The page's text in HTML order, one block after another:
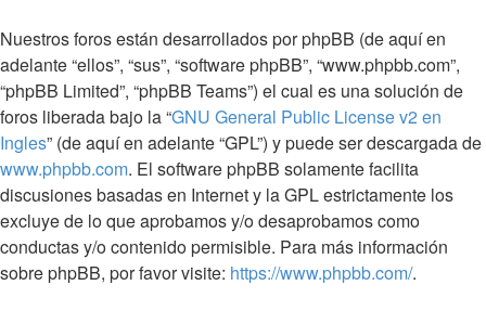
Nuestros foros están desarrollados por phpBB (de aquí en
adelante “ellos”, “sus”, “software phpBB”, “www.phpbb.com”,
“phpBB Limited”, “phpBB Teams”) el cual es una solución de
foros liberada bajo la “GNU General Public License v2 en
Ingles” (de aquí en adelante “GPL”) y puede ser descargada de
www.phpbb.com. El software phpBB solamente facilita
discusiones basadas en Internet y la GPL estrictamente los
excluye de lo que aprobamos y/o desaprobamos como
conductas y/o contenido permisible. Para más información
sobre phpBB, por favor visite: https://www.phpbb.com/.